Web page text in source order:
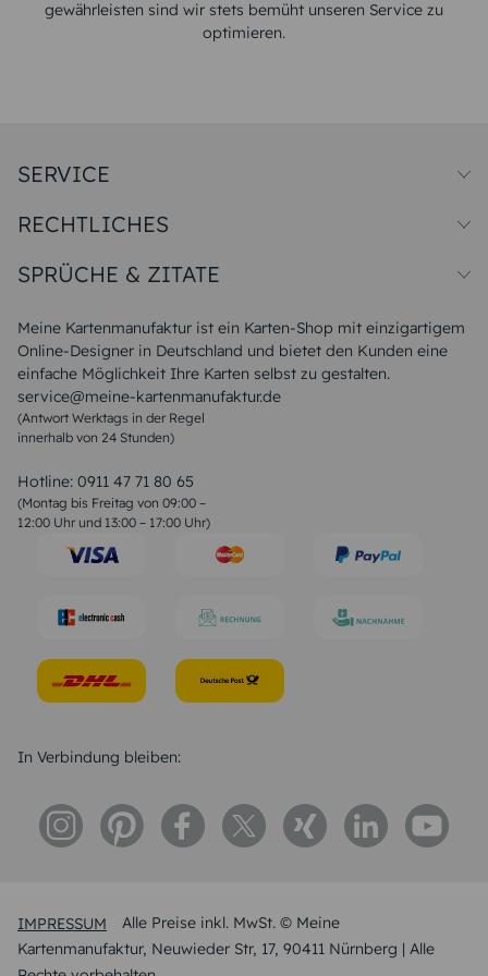
gewährleisten sind wir stets bemüht unseren Service zu
optimieren.
Meine Kartenmanufaktur ist ein Karten-Shop mit einzigartigem
Online-Designer in Deutschland und bietet den Kunden eine
einfache Möglichkeit Ihre Karten selbst zu gestalten.
service@meine-kartenmanufaktur.de
(Antwort Werktags in der Regel
innerhalb von 24 Stunden)
Hotline: 0911 47 71 80 65
(Montag bis Freitag von 09:00 –
12:00 Uhr und 13:00 – 17:00 Uhr)
SERVICE
Papiersorten
Unsere Produktion
Magazin
FAQ
RECHTLICHES
Widerrufsbelehrung
SPRÜCHE & ZITATE
Liebeskummer Sprüche
Sommer Sprüche
Muttertagssprüche
Sprüche zur Hochzeit
Sprüche zur Konfirmation & Kommunion
Weihnachtsgedichte
Liebessprüche
Geburtstagssprüche
Trauersprüche
Konfirmation Glückwünsche
IMPRESSUM
Alle Preise inkl. MwSt. © Meine
Kartenmanufaktur, Neuwieder Str, 17, 90411 Nürnberg | Alle
In Verbindung bleiben: